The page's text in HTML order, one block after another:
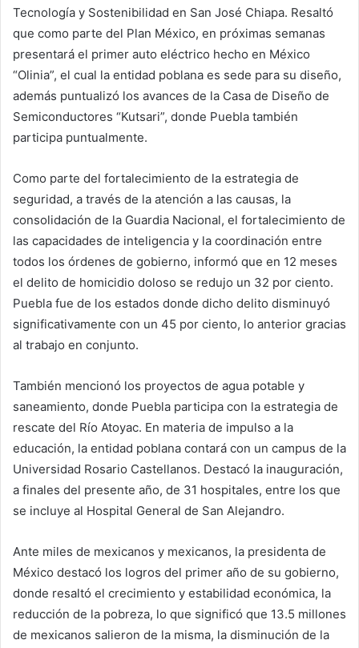
Tecnología y Sostenibilidad en San José Chiapa. Resaltó
que como parte del Plan México, en próximas semanas
presentará el primer auto eléctrico hecho en México
“Olinia”, el cual la entidad poblana es sede para su diseño,
además puntualizó los avances de la Casa de Diseño de
Semiconductores “Kutsari”, donde Puebla también
participa puntualmente.
Como parte del fortalecimiento de la estrategia de
seguridad, a través de la atención a las causas, la
consolidación de la Guardia Nacional, el fortalecimiento de
las capacidades de inteligencia y la coordinación entre
todos los órdenes de gobierno, informó que en 12 meses
el delito de homicidio doloso se redujo un 32 por ciento.
Puebla fue de los estados donde dicho delito disminuyó
significativamente con un 45 por ciento, lo anterior gracias
al trabajo en conjunto.
También mencionó los proyectos de agua potable y
saneamiento, donde Puebla participa con la estrategia de
rescate del Río Atoyac. En materia de impulso a la
educación, la entidad poblana contará con un campus de la
Universidad Rosario Castellanos. Destacó la inauguración,
a finales del presente año, de 31 hospitales, entre los que
se incluye al Hospital General de San Alejandro.
Ante miles de mexicanos y mexicanos, la presidenta de
México destacó los logros del primer año de su gobierno,
donde resaltó el crecimiento y estabilidad económica, la
reducción de la pobreza, lo que significó que 13.5 millones
de mexicanos salieron de la misma, la disminución de la